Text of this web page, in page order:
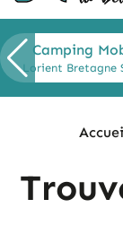
Camping
Lorient Bretagne